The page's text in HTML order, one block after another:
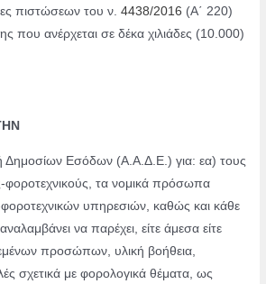
πιστώσεων του ν.4438/2016 (Α΄ 220)
που ανέρχεται σε δέκα χιλιάδες (10.000)
Δημοσίων Εσόδων (Α.Α.Δ.Ε.) για: εα) τους
φοροτεχνικούς, τα νομικά πρόσωπα
υπηρεσιών, καθώς και κάθε
να παρέχει, είτε άμεσα είτε
προσώπων, υλική βοήθεια,
σχετικά με φορολογικά θέματα, ως